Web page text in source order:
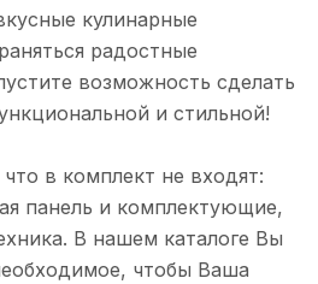
кулинарные
радостные
возможность сделать
и стильной!
в комплект не входят:
панель и комплектующие,
В нашем каталоге Вы
чтобы Ваша